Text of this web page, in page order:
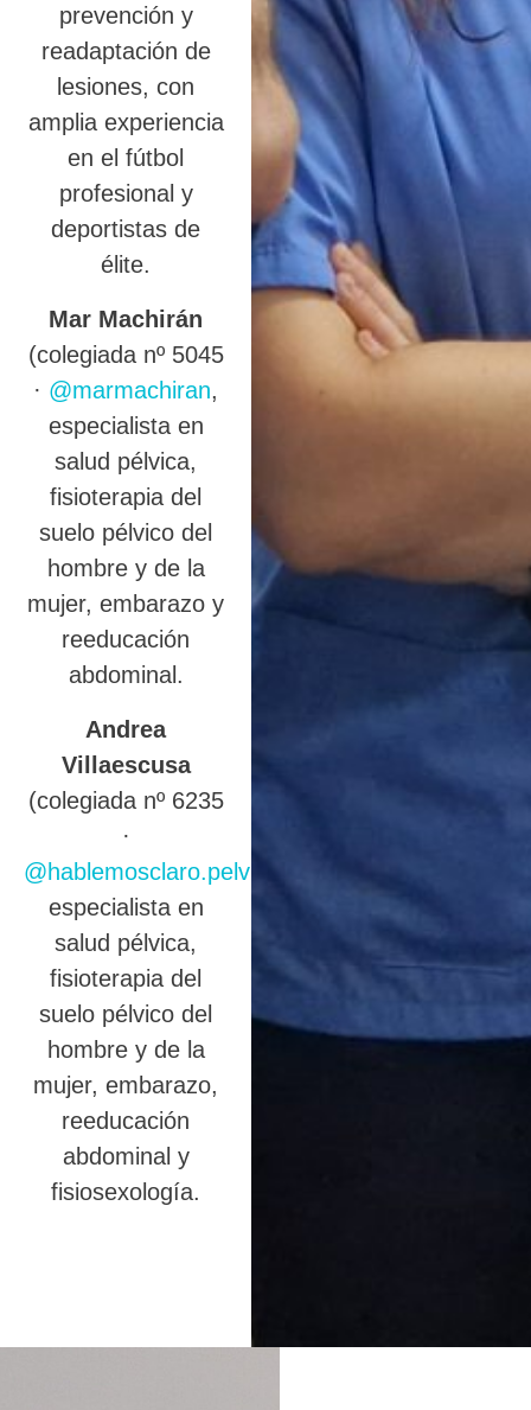
prevención y
readaptación de
lesiones, con
amplia experiencia
en el fútbol
profesional y
deportistas de
élite.
Mar Machirán
(colegiada nº 5045
· @marmachiran,
especialista en
salud pélvica,
fisioterapia del
suelo pélvico del
hombre y de la
mujer, embarazo y
reeducación
abdominal.
Andrea
Villaescusa
(colegiada nº 6235
·
@hablemosclaro.pelvic
),
especialista en
salud pélvica,
fisioterapia del
suelo pélvico del
hombre y de la
mujer, embarazo,
reeducación
abdominal y
fisiosexología.